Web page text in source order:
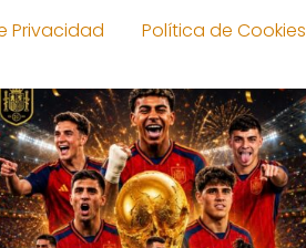
Privacidad Política de Cookies